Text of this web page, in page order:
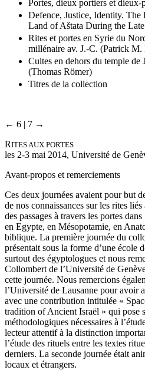
Portes, dieux portiers et
Defence, Justice, Identity.
Land of Aštata During the
Rites et portes en Syrie du
millénaire av. J.-C. (Patrick
Cultes en dehors du temple de
(Thomas Römer)
Titres de la collection
← 6 | 7 →
RITES AUX PORTES
les 2-3 mai 2014, Université de
Avant-propos et remerciements
Ces deux journées avaient pour but
de nos connaissances sur les rites
des passages à travers les portes
en Egypte, en Mésopotamie, en
biblique. La première journée du
présentait sous la forme d’une école
surtout des égyptologues et nous
Collombert de l’Université de
cette journée. Nous remercions
l’Université de Lausanne pour avoir
avec une contribution intitulée «
tradition of Ancient Israël » qui pose
méthodologiques nécessaires à
lecteur attentif à la distinction
l’étude des rituels entre les textes
derniers. La seconde journée était
locaux et étrangers.